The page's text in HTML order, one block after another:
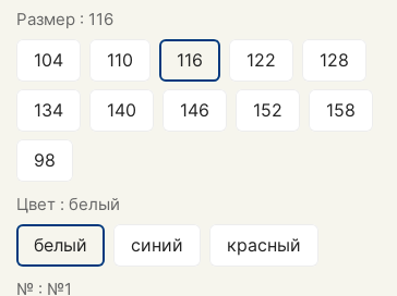
Размер : 116
104 110 116 122 128
134 140 146 152 158
98
Цвет : белый
белый синий красный
№ : №1